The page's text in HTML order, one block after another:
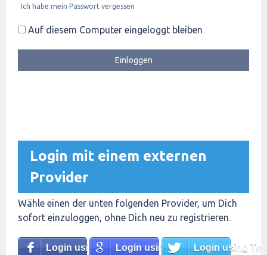
Ich habe mein Passwort vergessen
Auf diesem Computer eingeloggt bleiben
Login mit einem externen
Provider
Wähle einen der unten folgenden Provider, um Dich
sofort einzuloggen, ohne Dich neu zu registrieren.
Login using FacebookLogin using GoogleLogin using